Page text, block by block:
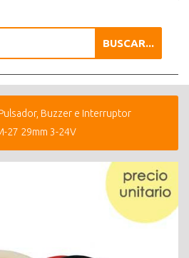
BUSCAR...
Buzzer e Interruptor
27 29mm 3-24V